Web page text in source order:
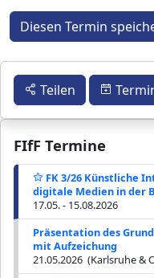
Diesen Termin
FIfF Termine
FK 3/26 Künstliche
digitale Medien in der
17.05. - 15.08.2026
Präsentation des
mit Aufzeichung
21.05.2026 (Karlsruhe &
Teilen